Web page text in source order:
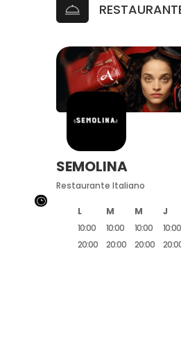
SEMOLINA
Restaurante Italiano
L M M J
10:00
20:00
10:00
20:00
10:00
20:00
10:00
}